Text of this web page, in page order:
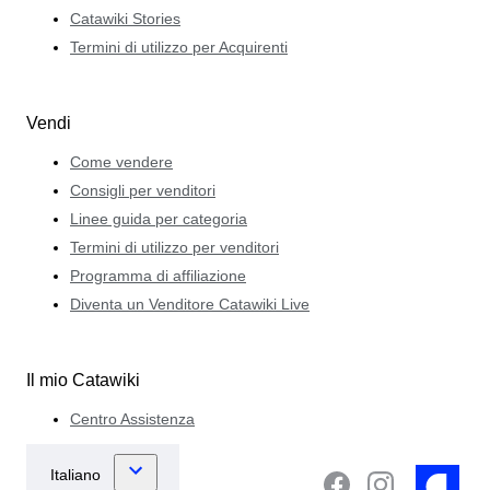
Catawiki Stories
Termini di utilizzo per Acquirenti
Vendi
Come vendere
Consigli per venditori
Linee guida per categoria
Termini di utilizzo per venditori
Programma di affiliazione
Diventa un Venditore Catawiki Live
Il mio Catawiki
Centro Assistenza